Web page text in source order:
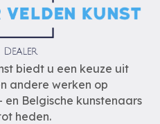
biedt u een keuze uit
andere werken op
Belgische kunstenaars
heden.